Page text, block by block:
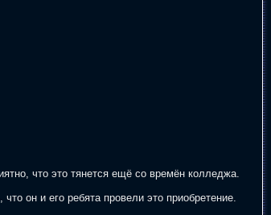
что это тянется ещё со времён колледжа.
он и его ребята провели это приобретение.